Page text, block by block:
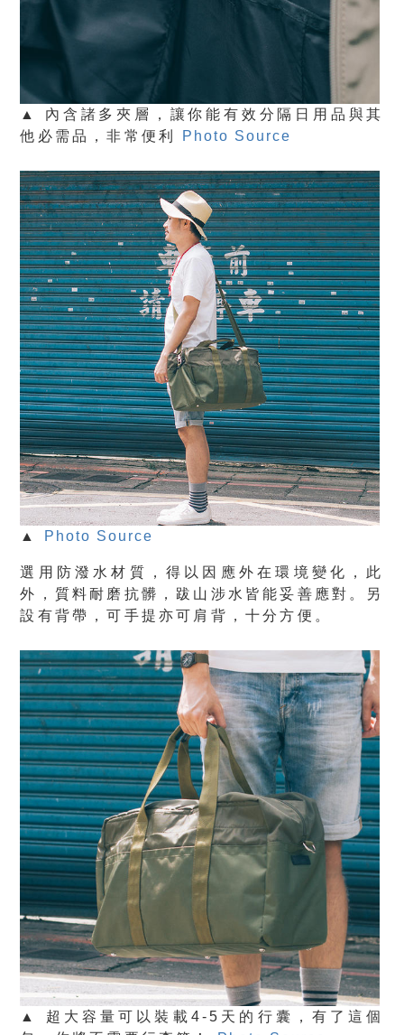
▲ 內含諸多夾層，讓你能有效分隔日用品與其
他必需品，非常便利 Photo Source
▲ Photo Source
選用防潑水材質，得以因應外在環境變化，此
外，質料耐磨抗髒，跋山涉水皆能妥善應對。另
設有背帶，可手提亦可肩背，十分方便。
▲ 超大容量可以裝載4-5天的行囊，有了這個